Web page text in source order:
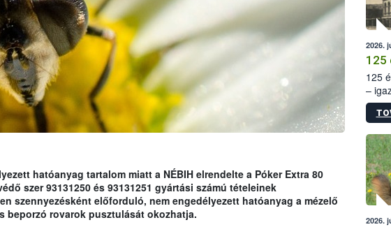
hatóanyag tartalom miatt a NÉBIH elrendelte a Póker Extra 80
szer 93131250 és 93131251 gyártási számú tételeinek
szennyezésként előforduló, nem engedélyezett hatóanyag a mézelő
beporzó rovarok pusztulását okozhatja.
2026.
125
125
–
15.
2026.